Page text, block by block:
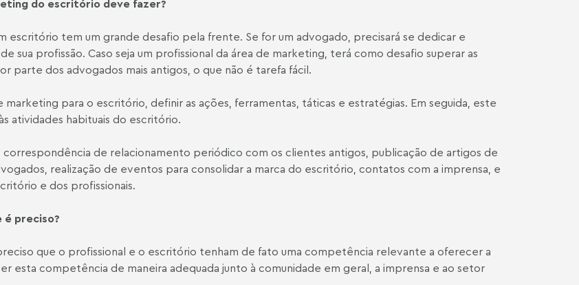
do escritório deve fazer?
escritório tem um grande desafio pela frente. Se for um advogado, precisará se dedicar e
sua profissão. Caso seja um profissional da área de marketing, terá como desafio superar as
parte dos advogados mais antigos, o que não é tarefa fácil.
marketing para o escritório, definir as ações, ferramentas, táticas e estratégias. Em seguida, este
atividades habituais do escritório.
de relacionamento periódico com os clientes antigos, publicação de artigos de
realização de eventos para consolidar a marca do escritório, contatos com a imprensa, e
e dos profissionais.
é preciso?
que o profissional e o escritório tenham de fato uma competência relevante a oferecer a
esta competência de maneira adequada junto à comunidade em geral, a imprensa e ao setor